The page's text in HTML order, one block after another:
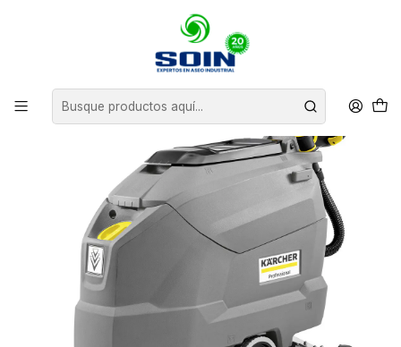
EQUIPOS DE ASEO
VACUOLAVADORA BD 50/50 C Ep KARCHER